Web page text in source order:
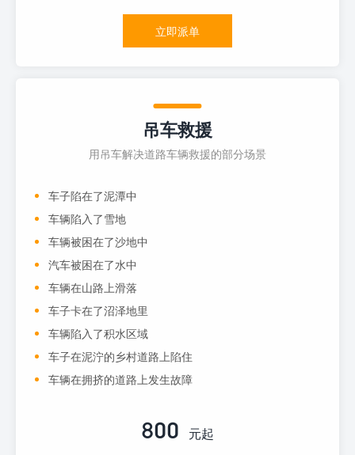
立即派单
吊车救援
用吊车解决道路车辆救援的部分场景
车子陷在了泥潭中
车辆陷入了雪地
车辆被困在了沙地中
汽车被困在了水中
车辆在山路上滑落
车子卡在了沼泽地里
车辆陷入了积水区域
车子在泥泞的乡村道路上陷住
车辆在拥挤的道路上发生故障
800 元起